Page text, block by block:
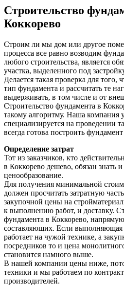
Строительство
Коккорево
Строим ли мы дом или другое
процесса все равно возводим
любого строительства, является
участка, выделенного под
Делается такая проверка для того,
тип фундамента и рассчитать те
выдерживать, в том числе и от
Строительство фундамента в
такому алгоритму. Наша компания
специализируется на проведении
всегда готова построить
Определение затрат
Тот из заказчиков, кто
в Коккорево дешево, обязан знать
ценообразование.
Для получения минимальной
должен просчитать затратную
закупочной цены на
к выполнению работ, и доставку.
фундамента в Коккорево,
составляющих. Если выполняющая
работает на чужой технике, а
посредников то и цена
становится намного выше.
В нашей компании цены ниже,
техники и мы работаем по
производителей.